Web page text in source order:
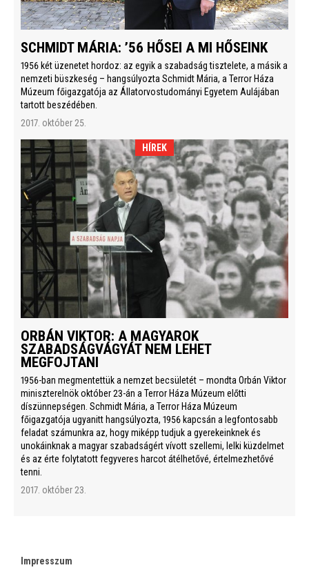
SCHMIDT MÁRIA: ’56 HŐSEI A MI HŐSEINK
1956 két üzenetet hordoz: az egyik a szabadság tisztelete, a másik a
nemzeti büszkeség – hangsúlyozta Schmidt Mária, a Terror Háza
Múzeum főigazgatója az Állatorvostudományi Egyetem Aulájában
tartott beszédében.
2017. október 25.
HÍREK
ORBÁN VIKTOR: A MAGYAROK
SZABADSÁGVÁGYÁT NEM LEHET
MEGFOJTANI
1956-ban megmentettük a nemzet becsületét – mondta Orbán Viktor
miniszterelnök október 23-án a Terror Háza Múzeum előtti
díszünnepségen. Schmidt Mária, a Terror Háza Múzeum
főigazgatója ugyanitt hangsúlyozta, 1956 kapcsán a legfontosabb
feladat számunkra az, hogy miképp tudjuk a gyerekeinknek és
unokáinknak a magyar szabadságért vívott szellemi, lelki küzdelmet
és az érte folytatott fegyveres harcot átélhetővé, értelmezhetővé
tenni.
2017. október 23.
Impresszum